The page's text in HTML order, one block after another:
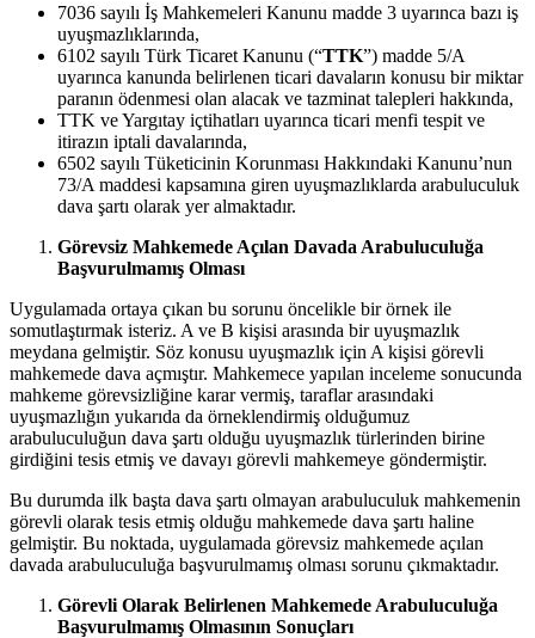
7036 sayılı İş Mahkemeleri Kanunu madde 3 uyarınca bazı iş
uyuşmazlıklarında,
6102 sayılı Türk Ticaret Kanunu (“TTK”) madde 5/A
uyarınca kanunda belirlenen ticari davaların konusu bir miktar
paranın ödenmesi olan alacak ve tazminat talepleri hakkında,
TTK ve Yargıtay içtihatları uyarınca ticari menfi tespit ve
itirazın iptali davalarında,
6502 sayılı Tüketicinin Korunması Hakkındaki Kanunu’nun
73/A maddesi kapsamına giren uyuşmazlıklarda arabuluculuk
dava şartı olarak yer almaktadır.
Görevsiz Mahkemede Açılan Davada Arabuluculuğa
Başvurulmamış Olması
Uygulamada ortaya çıkan bu sorunu öncelikle bir örnek ile
somutlaştırmak isteriz. A ve B kişisi arasında bir uyuşmazlık
meydana gelmiştir. Söz konusu uyuşmazlık için A kişisi görevli
mahkemede dava açmıştır. Mahkemece yapılan inceleme sonucunda
mahkeme görevsizliğine karar vermiş, taraflar arasındaki
uyuşmazlığın yukarıda da örneklendirmiş olduğumuz
arabuluculuğun dava şartı olduğu uyuşmazlık türlerinden birine
girdiğini tesis etmiş ve davayı görevli mahkemeye göndermiştir.
Bu durumda ilk başta dava şartı olmayan arabuluculuk mahkemenin
görevli olarak tesis etmiş olduğu mahkemede dava şartı haline
gelmiştir. Bu noktada, uygulamada görevsiz mahkemede açılan
davada arabuluculuğa başvurulmamış olması sorunu çıkmaktadır.
Görevli Olarak Belirlenen Mahkemede Arabuluculuğa
Başvurulmamış Olmasının Sonuçları